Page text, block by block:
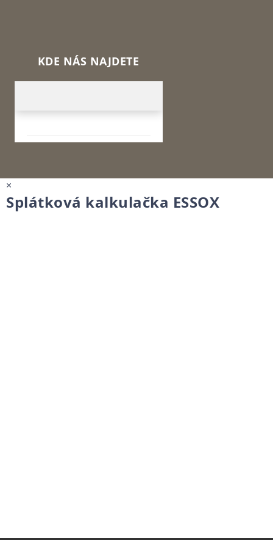
KDE NÁS NAJDETE
×
Splátková kalkulačka ESSOX